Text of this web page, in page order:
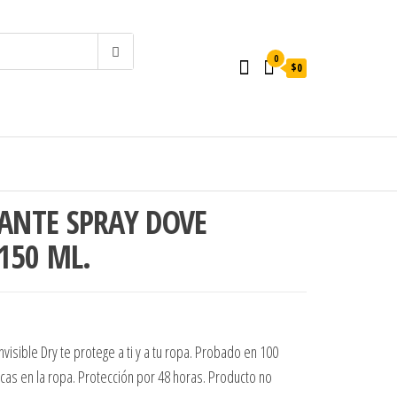
0
$0
SPRAY DOVE
ML.
Dry te protege a ti y a tu ropa. Probado en 100
en la ropa. Protección por 48 horas. Producto no